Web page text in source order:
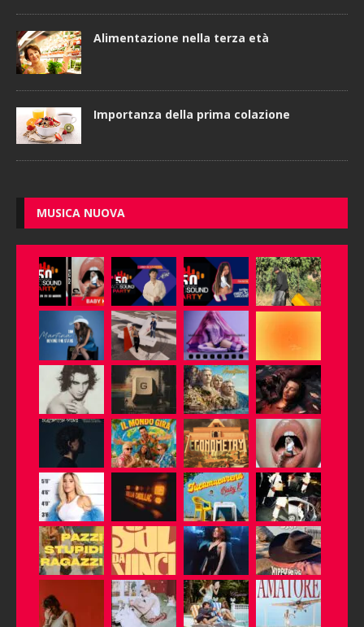
Alimentazione nella terza età
Importanza della prima colazione
MUSICA NUOVA